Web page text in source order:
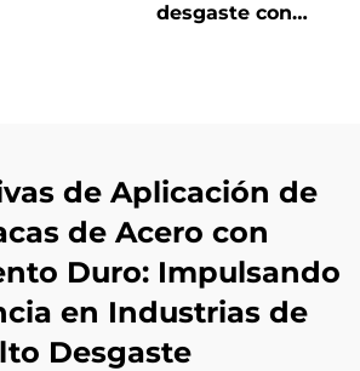
desgaste con
de Aplicación de
de Acero con
Duro: Impulsando
en Industrias de
Desgaste